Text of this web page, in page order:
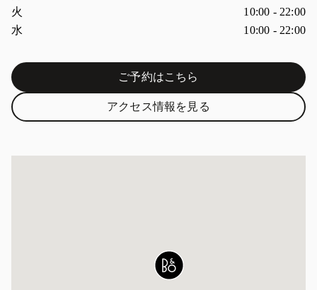
火
10:00 - 22:00
水
10:00 - 22:00
ご予約はこちらLink Opens in New Tab
アクセス情報を見るLink Opens in New Tab